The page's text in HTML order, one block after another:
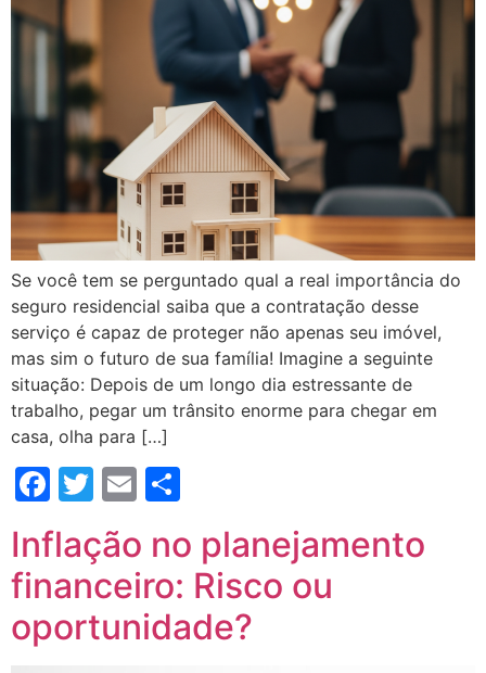
Se você tem se perguntado qual a real importância do
seguro residencial saiba que a contratação desse
serviço é capaz de proteger não apenas seu imóvel,
mas sim o futuro de sua família! Imagine a seguinte
situação: Depois de um longo dia estressante de
trabalho, pegar um trânsito enorme para chegar em
casa, olha para […]
Facebook
Twitter
Email
Inflação no planejamento
financeiro: Risco ou
oportunidade?